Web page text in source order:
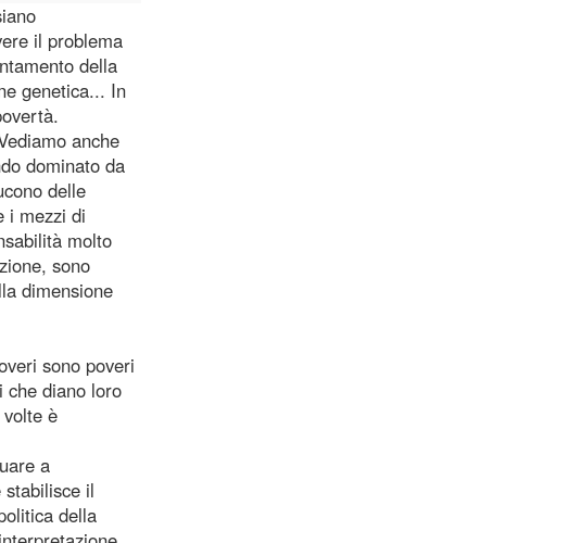
il problema
della
genetica... In
anche
dominato da
delle
i mezzi di
molto
sono
dimensione
sono poveri
che diano loro
è
a
il
della